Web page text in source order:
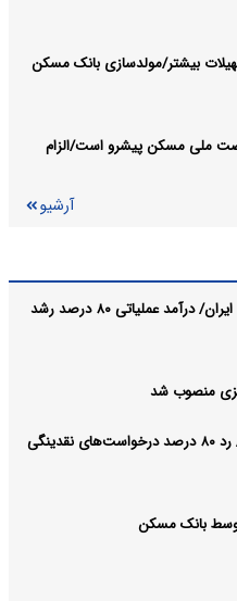
بیشتر/مولدسازی بانک مسکن
ملی مسکن پیشرو است/الزام
آرشیو
تغییر مثبت در عملکرد مالی بانک صادرات ایران/ درآمد عملیاتی ۸۰ درصد رشد
منصوب شد
ترمز بانک مرکزی در بازار پول کشیده شد/ رد ۸۰ درصد درخواست‌های نقدینگی